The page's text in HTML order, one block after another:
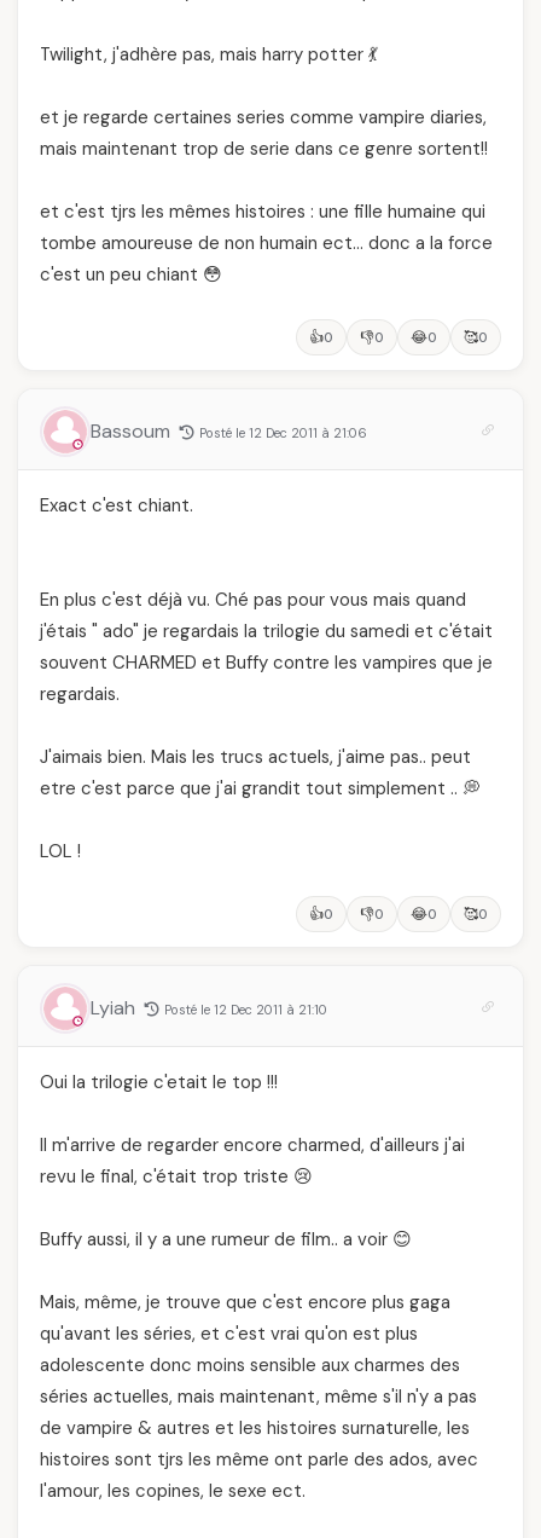
Twilight, j'adhère pas, mais harry potter 💃
et je regarde certaines series comme vampire diaries,
mais maintenant trop de serie dans ce genre sortent!!
et c'est tjrs les mêmes histoires : une fille humaine qui
tombe amoureuse de non humain ect… donc a la force
c'est un peu chiant 😳
👍0 👎0 😂0 🥰0
Bassoum Posté le 12 Dec 2011 à 21:06
Exact c'est chiant.
En plus c'est déjà vu. Ché pas pour vous mais quand
j'étais " ado" je regardais la trilogie du samedi et c'était
souvent CHARMED et Buffy contre les vampires que je
regardais.
J'aimais bien. Mais les trucs actuels, j'aime pas.. peut
etre c'est parce que j'ai grandit tout simplement .. 💭
LOL !
👍0 👎0 😂0 🥰0
Lyiah Posté le 12 Dec 2011 à 21:10
Oui la trilogie c'etait le top !!!
Il m'arrive de regarder encore charmed, d'ailleurs j'ai
revu le final, c'était trop triste 😢
Buffy aussi, il y a une rumeur de film.. a voir 😊
Mais, même, je trouve que c'est encore plus gaga
qu'avant les séries, et c'est vrai qu'on est plus
adolescente donc moins sensible aux charmes des
séries actuelles, mais maintenant, même s'il n'y a pas
de vampire & autres et les histoires surnaturelle, les
histoires sont tjrs les même ont parle des ados, avec
l'amour, les copines, le sexe ect.